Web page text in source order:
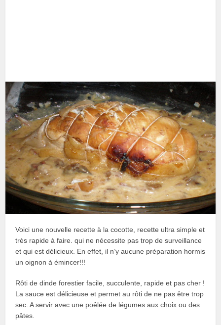
Voici une nouvelle recette à la cocotte, recette ultra simple et
très rapide à faire. qui ne nécessite pas trop de surveillance
et qui est délicieux. En effet, il n’y aucune préparation hormis
un oignon à émincer!!!
Rôti de dinde forestier facile, succulente, rapide et pas cher !
La sauce est délicieuse et permet au rôti de ne pas être trop
sec. A servir avec une poêlée de légumes aux choix ou des
pâtes.